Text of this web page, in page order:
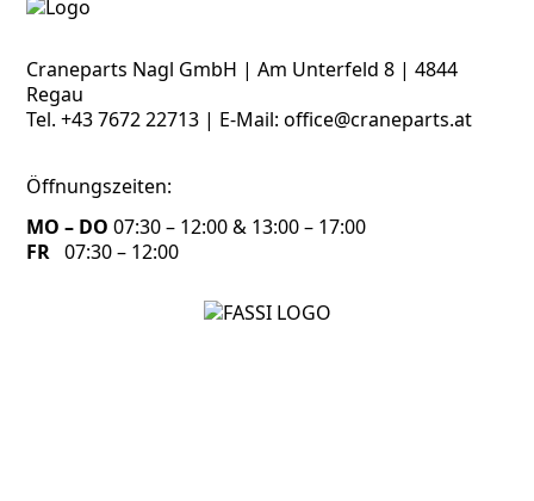
Craneparts Nagl GmbH | Am Unterfeld 8 | 4844
Regau
Tel.+43 7672 22713 | E-Mail:office@craneparts.at
Öffnungszeiten:
MO – DO 07:30 – 12:00 & 13:00 – 17:00
FR 07:30 – 12:00